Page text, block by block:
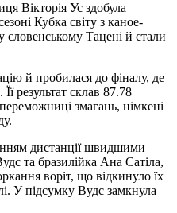
Вікторія Ус здобула
Кубка світу з каное-
словенському Тацені й стали
й пробилася до фіналу, де
результат склав 87.78
змагань, німкені
дистанції швидшими
та бразилійка Ана Сатіла,
воріт, що відкинуло їх
У підсумку Вудс замкнула